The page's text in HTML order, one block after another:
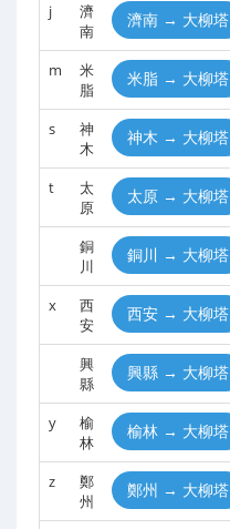
j
濟
南
濟南 → 大柳塔
m
米
脂
米脂 → 大柳塔
s
神
木
神木 → 大柳塔
t
太
原
太原 → 大柳塔
銅
川
銅川 → 大柳塔
x
西
安
西安 → 大柳塔
興
縣
興縣 → 大柳塔
y
榆
林
榆林 → 大柳塔
z
鄭
州
鄭州 → 大柳塔